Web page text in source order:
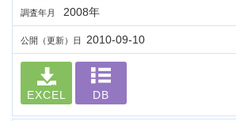
調査年月 2008年
公開（更新）日 2010-09-10
EXCEL DB